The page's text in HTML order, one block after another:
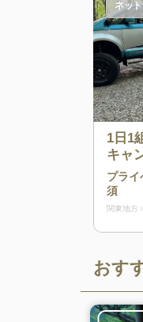
ネッ
1日1
キャ
プラ
須
関東地方
おす